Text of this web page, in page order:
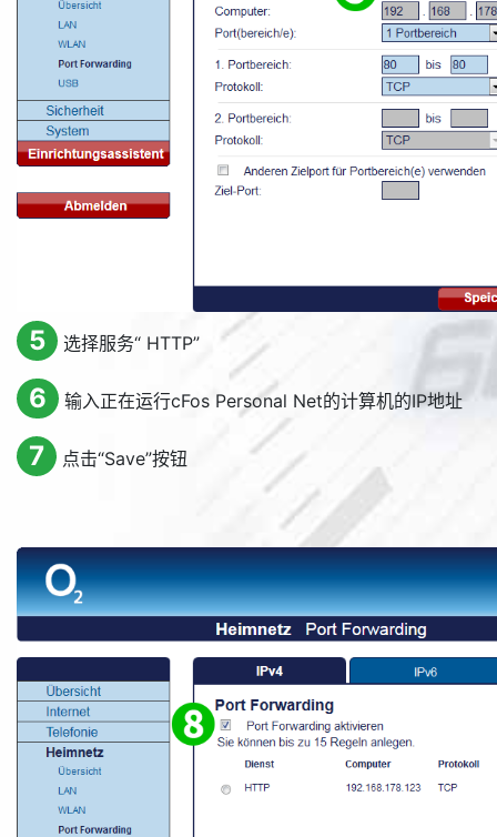
5 选择服务“ HTTP”
6 输入正在运行cFos Personal Net的计算机的IP地址
7 点击“Save”按钮